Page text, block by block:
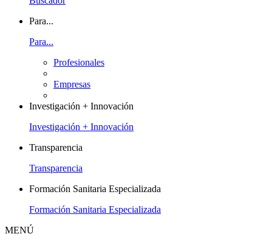
Para...
Para...
Profesionales
Empresas
Investigación + Innovación
Investigación + Innovación
Transparencia
Transparencia
Formación Sanitaria Especializada
Formación Sanitaria Especializada
MENÚ